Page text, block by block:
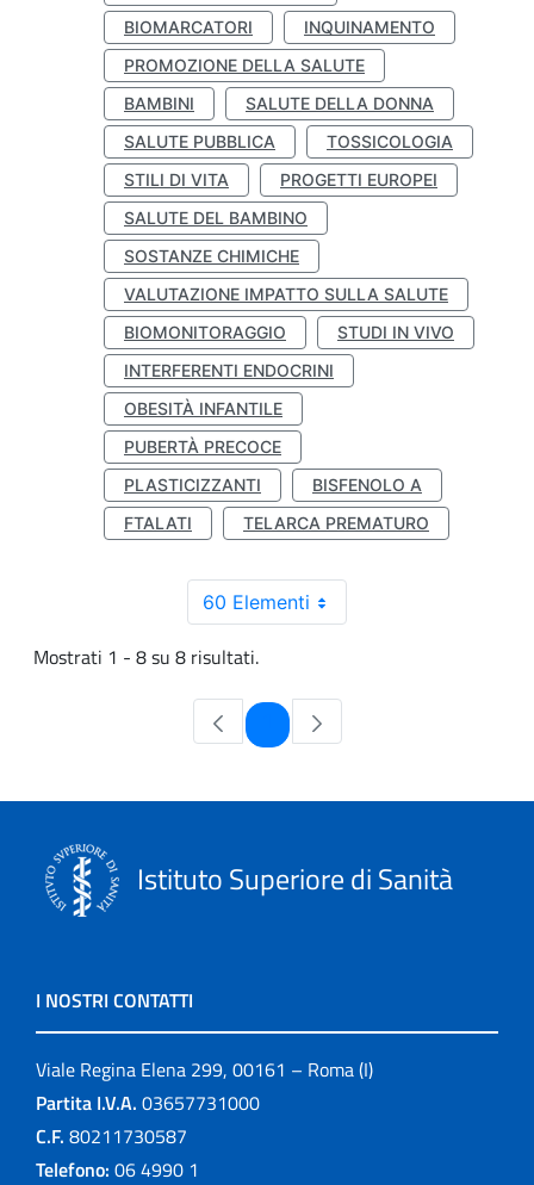
BIOMARCATORI
INQUINAMENTO
PROMOZIONE DELLA SALUTE
BAMBINI
SALUTE DELLA DONNA
SALUTE PUBBLICA
TOSSICOLOGIA
STILI DI VITA
PROGETTI EUROPEI
SALUTE DEL BAMBINO
SOSTANZE CHIMICHE
VALUTAZIONE IMPATTO SULLA SALUTE
BIOMONITORAGGIO
STUDI IN VIVO
INTERFERENTI ENDOCRINI
OBESITÀ INFANTILE
PUBERTÀ PRECOCE
PLASTICIZZANTI
BISFENOLO A
FTALATI
TELARCA PREMATURO
60 Elementi
Mostrati 1 - 8 su 8 risultati.
Pagina
Istituto Superiore di Sanità
I NOSTRI CONTATTI
Viale Regina Elena 299, 00161 – Roma (I)
Partita I.V.A. 03657731000
C.F. 80211730587
Telefono: 06 4990 1